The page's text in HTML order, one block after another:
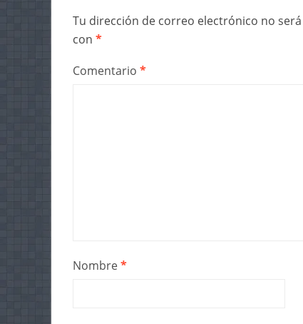
Tu dirección de correo electrónico no
con *
Comentario *
Nombre*